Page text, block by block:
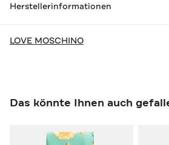
Herstellerinformationen
LOVE MOSCHINO
Das könnte Ihnen auch